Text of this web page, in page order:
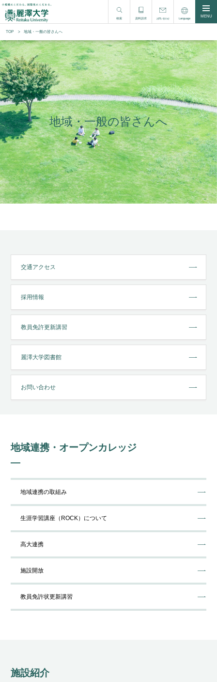
検索 資料請求 お問い合わせ Language MENU
TOP 地域・一般の皆さんへ
地域・一般の皆さんへ
交通アクセス
採用情報
教員免許更新講習
麗澤大学図書館
お問い合わせ
地域連携・オープンカレッジ
地域連携の取組み
⽣涯学習講座（ROCK）について
高大連携
施設開放
教員免許状更新講習
施設紹介